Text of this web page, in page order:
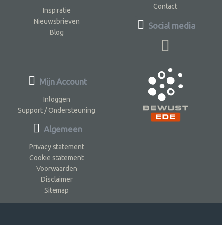
Inspiratie
Nieuwsbrieven
Blog
Contact
Social media
Mijn Account
Inloggen
Support / Ondersteuning
Algemeen
Privacy statement
Cookie statement
Voorwaarden
Disclaimer
Sitemap